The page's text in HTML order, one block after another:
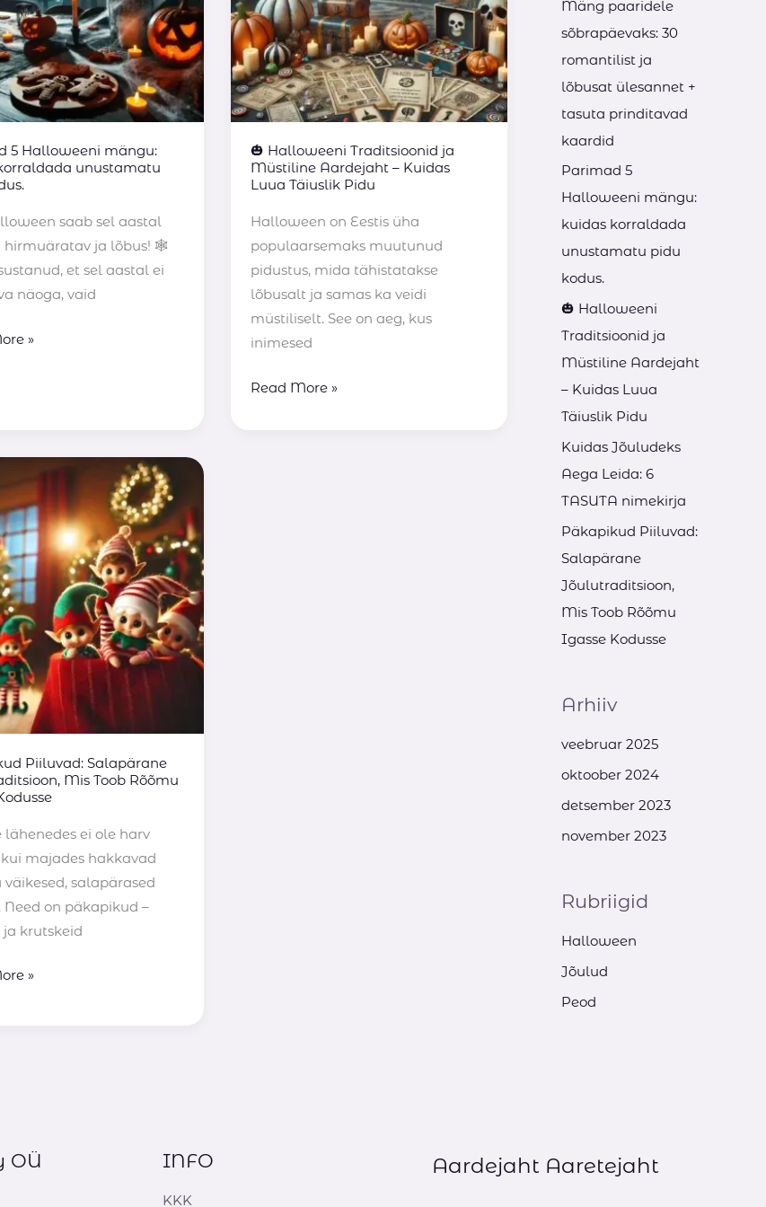
5 Halloweeni mängu:
unustamatu
saab sel aastal
hirmuäratav ja lõbus! 🕸️
et sel aastal ei
näoga, vaid
»
🎃 Halloweeni Traditsioonid ja
Müstiline Aardejaht – Kuidas
Luua Täiuslik Pidu
Halloween on Eestis üha
populaarsemaks muutunud
pidustus, mida tähistatakse
lõbusalt ja samas ka veidi
müstiliselt. See on aeg, kus
inimesed
Kuidas
Luua
Täiuslik
Pidu
Read More »
Piiluvad: Salapärane
Mis Toob Rõõmu
lähenedes ei ole harv
majades hakkavad
salapärased
Need on päkapikud –
krutskeid
»
h
f
o
r
:
Mäng paaridele
sõbrapäevaks: 30
romantilist ja
lõbusat ülesannet +
tasuta prinditavad
kaardid
Parimad 5
Halloweeni mängu:
kuidas korraldada
unustamatu pidu
kodus.
🎃 Halloweeni
Traditsioonid ja
Müstiline Aardejaht
– Kuidas Luua
Täiuslik Pidu
Kuidas Jõuludeks
Aega Leida: 6
TASUTA nimekirja
Päkapikud Piiluvad:
Salapärane
Jõulutraditsioon,
Mis Toob Rõõmu
Igasse Kodusse
Arhiiv
veebruar 2025
oktoober 2024
detsember 2023
november 2023
Rubriigid
Halloween
Jõulud
Peod
OÜ INFO
KKK
Aardejaht Aaretejaht